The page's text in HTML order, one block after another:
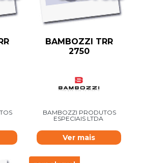
BAMBOZZI TRR
2750
BAMBOZZI PRODUTOS
ESPECIAIS LTDA
Ver mais